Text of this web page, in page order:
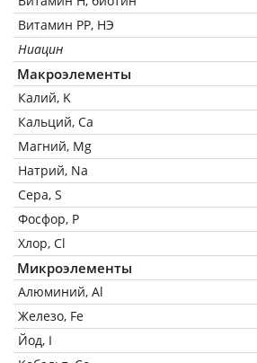
Витамин РР, НЭ
Ниацин
Макроэлементы
Калий, K
Кальций, Ca
Магний, Mg
Натрий, Na
Сера, S
Фосфор, P
Хлор, Cl
Микроэлементы
Алюминий, Al
Железо, Fe
Йод, I